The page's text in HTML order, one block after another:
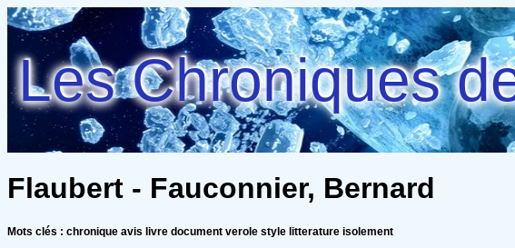
Les Chroniques
Flaubert - Fauconnier, Bernard
Mots clés : chronique avis livre document verole style litterature isolement